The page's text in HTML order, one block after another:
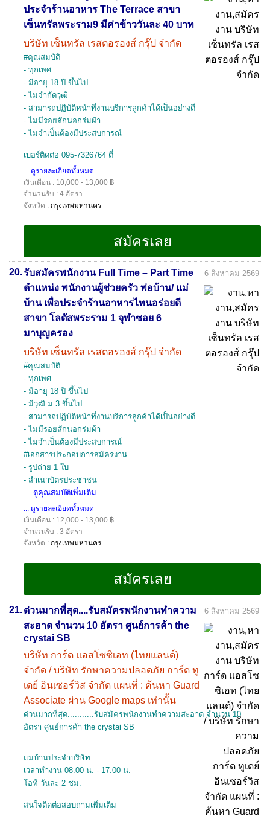
ประจำร้านอาหาร The Terrace สาขา
เซ็นทรัลพระราม9 มีค่าข้าววันละ 40 บาท
บริษัท เซ็นทรัล เรสตอรองส์ กรุ๊ป จำกัด
#คุณสมบัติ
- ทุกเพศ
- มีอายุ 18 ปี ขึ้นไป
- ไม่จำกัดวุฒิ
- สามารถปฏิบัติหน้าที่งานบริการลูกค้าได้เป็นอย่างดี
- ไม่มีรอยสักนอกร่มผ้า
- ไม่จำเป็นต้องมีประสบการณ์
เบอร์ติดต่อ 095-7326764 ตี๋
... ดูรายละเอียดทั้งหมด
เงินเดือน : 10,000 - 13,000 ฿
จำนวนรับ : 4 อัตรา
จังหวัด : กรุงเทพมหานคร
20.รับสมัครพนักงาน Full Time – Part Time
ตำแหน่ง พนักงานผู้ช่วยครัว พ่อบ้าน/ แม่
บ้าน เพื่อประจำร้านอาหารไทนอร่อยดี
สาขา โลตัสพระราม 1 จุฬาซอย 6
มาบุญครอง
บริษัท เซ็นทรัล เรสตอรองส์ กรุ๊ป จำกัด
6 สิงหาคม 2569
#คุณสมบัติ
- ทุกเพศ
- มีอายุ 18 ปี ขึ้นไป
- มีวุฒิ ม.3 ขึ้นไป
- สามารถปฏิบัติหน้าที่งานบริการลูกค้าได้เป็นอย่างดี
- ไม่มีรอยสักนอกร่มผ้า
- ไม่จำเป็นต้องมีประสบการณ์
#เอกสารประกอบการสมัครงาน
- รูปถ่าย 1 ใบ
- สำเนาบัตรประชาชน
... ดูคุณสมบัติเพิ่มเติม
... ดูรายละเอียดทั้งหมด
เงินเดือน : 12,000 - 13,000 ฿
จำนวนรับ : 3 อัตรา
จังหวัด : กรุงเทพมหานคร
21.ด่วนมากที่สุด....รับสมัครพนักงานทำความ
สะอาด จำนวน 10 อัตรา ศูนย์การค้า the
crystai SB
บริษัท การ์ด แอสโซซิเอท (ไทยแลนด์)
จำกัด / บริษัท รักษาความปลอดภัย การ์ด ทู
เดย์ อินเซอร์วิส จำกัด แผนที่ : ค้นหา Guard
Associate ผ่าน Google maps เท่านั้น
6 สิงหาคม 2569
ด่วนมากที่สุด...........รับสมัครพนักงานทำความสะอาด จำนวน 10
อัตรา ศูนย์การค้า the crystai SB
แม่บ้านประจำบริษัท
เวลาทำงาน 08.00 น. - 17.00 น.
โอที วันละ 2 ชม.
สนใจติดต่อสอบถามเพิ่มเติม